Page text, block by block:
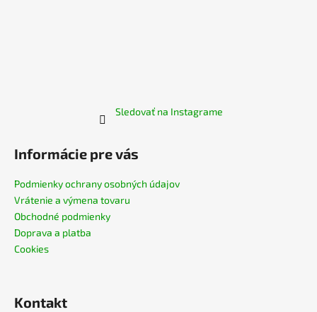
Sledovať na Instagrame
Informácie pre vás
Podmienky ochrany osobných údajov
Vrátenie a výmena tovaru
Obchodné podmienky
Doprava a platba
Cookies
Kontakt